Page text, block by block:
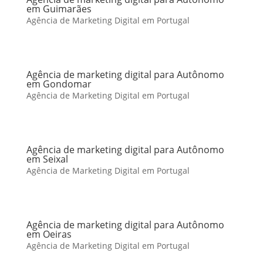
em Guimarães
Agência de Marketing Digital em Portugal
Agência de marketing digital para Autônomo
em Gondomar
Agência de Marketing Digital em Portugal
Agência de marketing digital para Autônomo
em Seixal
Agência de Marketing Digital em Portugal
Agência de marketing digital para Autônomo
em Oeiras
Agência de Marketing Digital em Portugal